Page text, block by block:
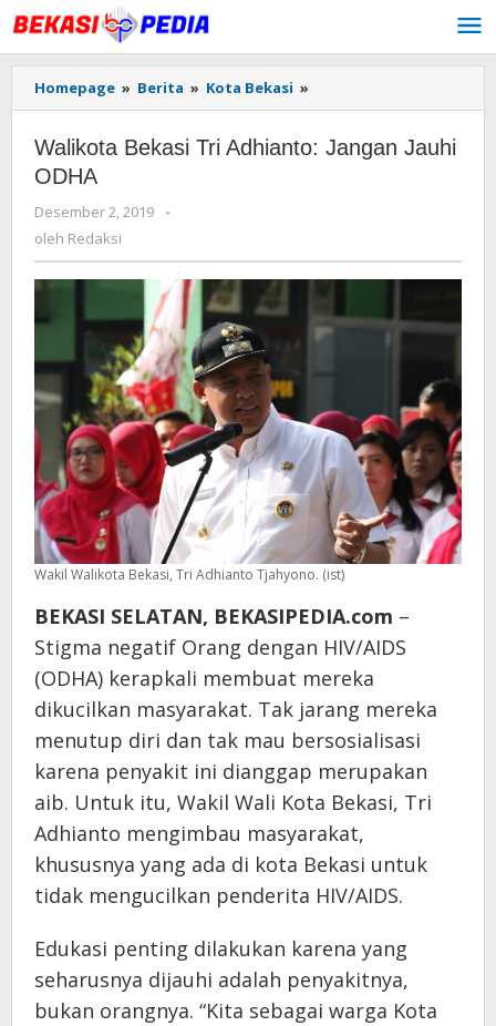
Lewati
ke
konten
Homepage » Berita » Kota Bekasi »
Bekasi
Adhianto:
Walikota Bekasi Tri Adhianto: Jangan Jauhi
ODHA
Desember 2, 2019
oleh
-
oleh Redaksi
Wakil Walikota Bekasi, Tri Adhianto Tjahyono. (ist)
BEKASI SELATAN, BEKASIPEDIA.com –
Stigma negatif Orang dengan HIV/AIDS
(ODHA) kerapkali membuat mereka
dikucilkan masyarakat. Tak jarang mereka
menutup diri dan tak mau bersosialisasi
karena penyakit ini dianggap merupakan
aib. Untuk itu, Wakil Wali Kota Bekasi, Tri
Adhianto mengimbau masyarakat,
khususnya yang ada di kota Bekasi untuk
tidak mengucilkan penderita HIV/AIDS.
Edukasi penting dilakukan karena yang
seharusnya dijauhi adalah penyakitnya,
bukan orangnya. “Kita sebagai warga Kota